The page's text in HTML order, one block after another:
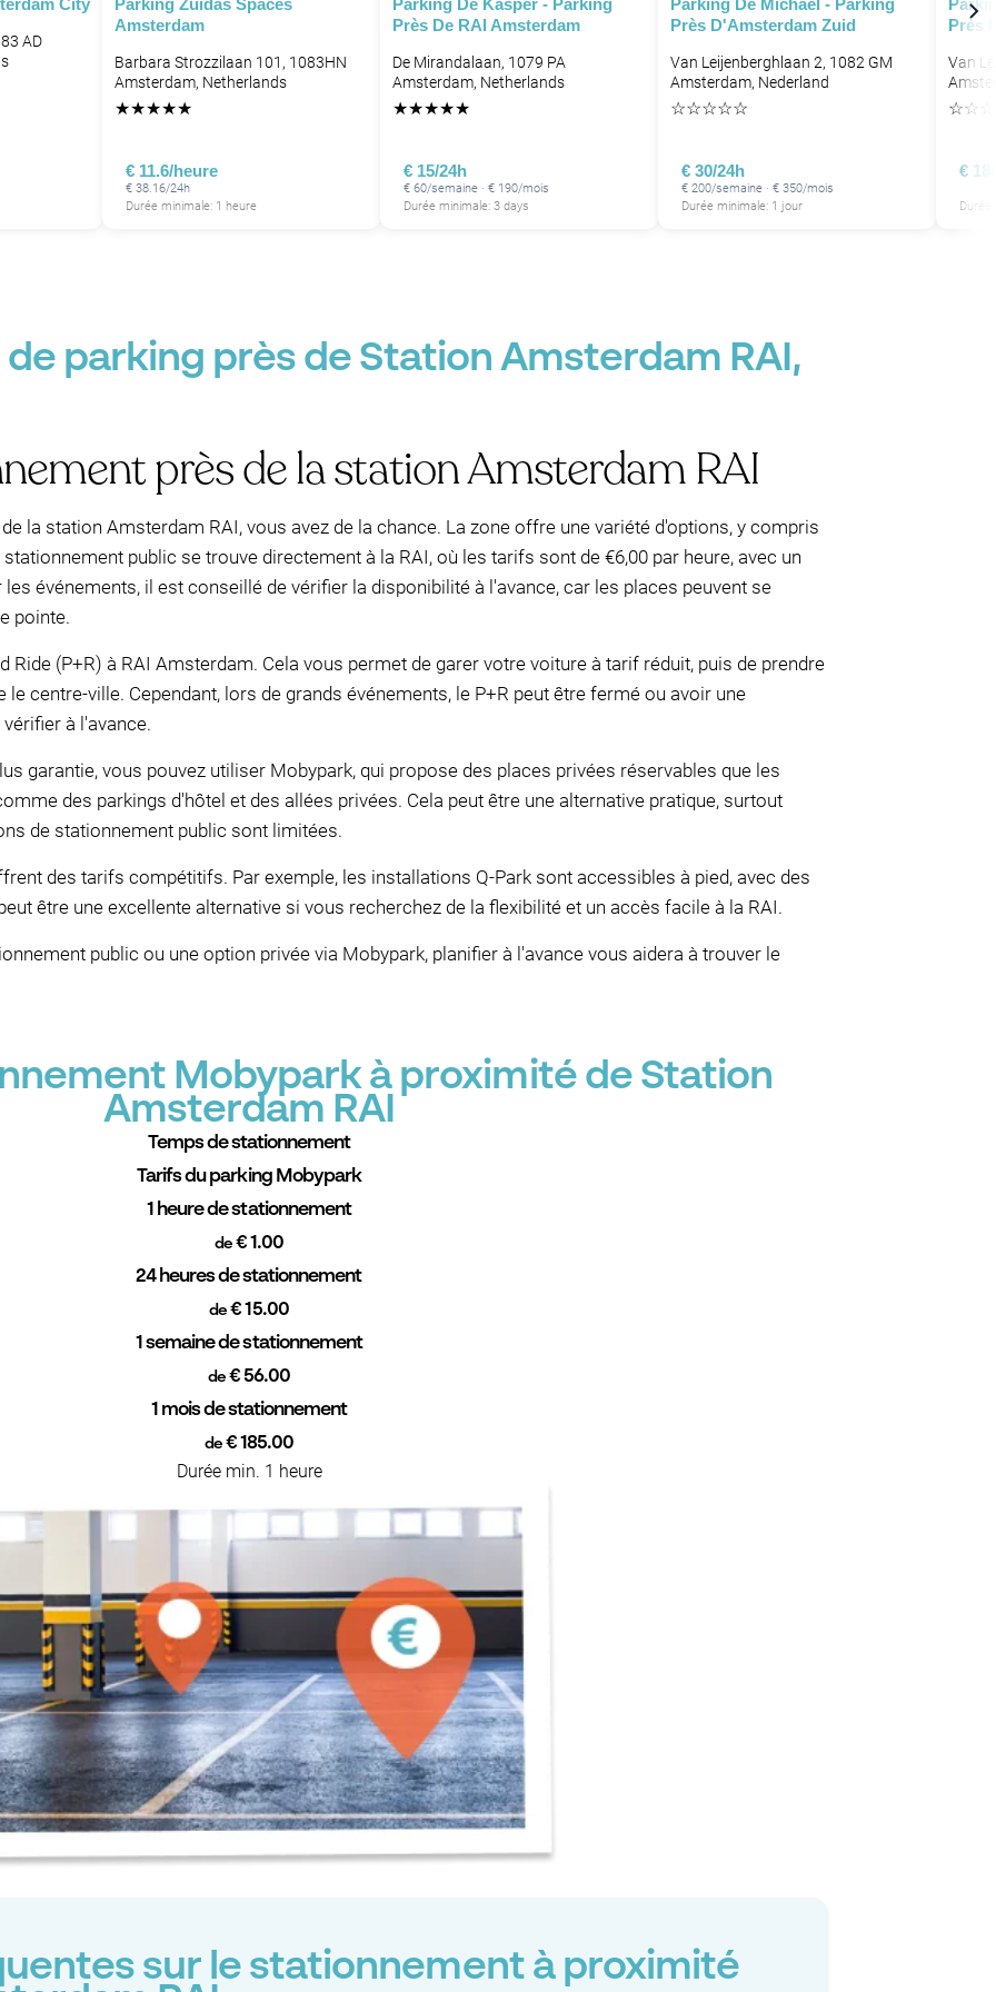
PPP
City
AD
Parking Zuidas Spaces
Amsterdam
Barbara Strozzilaan 101, 1083HN
Amsterdam, Netherlands
★★★★★
€ 11.6/heure
€ 38.16/24h
Durée minimale: 1 heure
Parking De Kasper - Parking
Près De RAI Amsterdam
De Mirandalaan, 1079 PA
Amsterdam, Netherlands
★★★★★
€ 15/24h
€ 60/semaine · € 190/mois
Durée minimale: 3 days
Parking De Michael - Parking
Près D'Amsterdam Zuid
Van Leijenberghlaan 2, 1082 GM
Amsterdam, Nederland
☆☆☆☆☆
€ 30/24h
€ 200/semaine · € 350/mois
Durée minimale: 1 jour
Près
Van
☆☆
€
Durée
parking près de Station Amsterdam RAI,
près de la station Amsterdam RAI
la station Amsterdam RAI, vous avez de la chance. La zone offre une variété d'options, y compris
public se trouve directement à la RAI, où les tarifs sont de €6,00 par heure, avec un
événements, il est conseillé de vérifier la disponibilité à l'avance, car les places peuvent se
pointe.
Ride (P+R) à RAI Amsterdam. Cela vous permet de garer votre voiture à tarif réduit, puis de prendre
centre-ville. Cependant, lors de grands événements, le P+R peut être fermé ou avoir une
à l'avance.
garantie, vous pouvez utiliser Mobypark, qui propose des places privées réservables que les
des parkings d'hôtel et des allées privées. Cela peut être une alternative pratique, surtout
de stationnement public sont limitées.
des tarifs compétitifs. Par exemple, les installations Q-Park sont accessibles à pied, avec des
être une excellente alternative si vous recherchez de la flexibilité et un accès facile à la RAI.
public ou une option privée via Mobypark, planifier à l'avance vous aidera à trouver le
Mobypark à proximité de Station
Amsterdam RAI
Temps de stationnement
Tarifs du parking Mobypark
1 heure de stationnement
de€ 1.00
24 heures de stationnement
de € 15.00
1 semaine de stationnement
de€ 56.00
1 mois de stationnement
de€ 185.00
Durée min. 1 heure
sur le stationnement à proximité